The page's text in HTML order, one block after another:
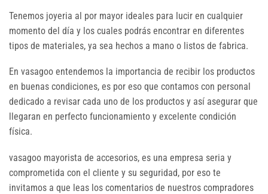
Tenemos joyeria al por mayor ideales para lucir en cualquier
momento del día y los cuales podrás encontrar en diferentes
tipos de materiales, ya sea hechos a mano o listos de fabrica.
En vasagoo entendemos la importancia de recibir los productos
en buenas condiciones, es por eso que contamos con personal
dedicado a revisar cada uno de los productos y así asegurar que
llegaran en perfecto funcionamiento y excelente condición
física.
vasagoo mayorista de accesorios, es una empresa seria y
comprometida con el cliente y su seguridad, por eso te
invitamos a que leas los comentarios de nuestros compradores